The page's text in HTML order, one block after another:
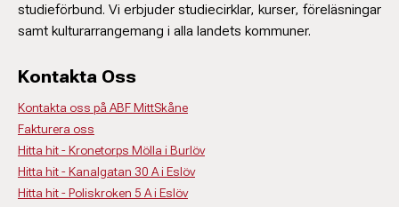
studieförbund. Vi erbjuder studiecirklar, kurser, föreläsningar
samt kulturarrangemang i alla landets kommuner.
Kontakta Oss
Kontakta oss på ABF MittSkåne
Fakturera oss
Hitta hit - Kronetorps Mölla i Burlöv
Hitta hit - Kanalgatan 30 A i Eslöv
Hitta hit - Poliskroken 5 A i Eslöv